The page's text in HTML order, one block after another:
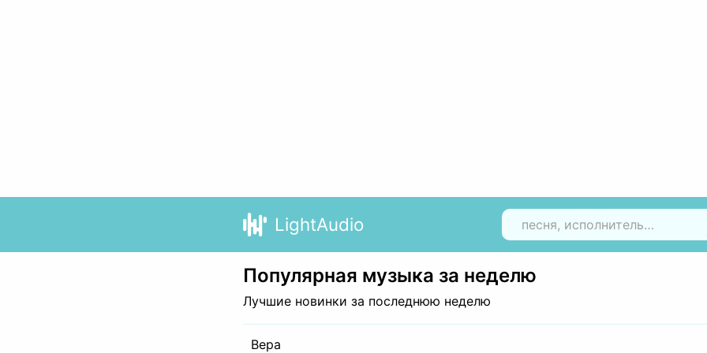
LightAudio
Популярная музыка за неделю
Лучшие новинки за последнюю неделю
Вера